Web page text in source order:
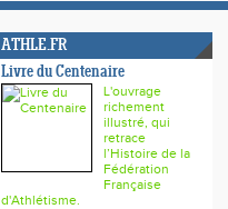
ATHLE.FR
Livre du Centenaire
L'ouvrage
richement
illustré, qui
retrace
l’Histoire de la
Fédération
Française
d'Athlétisme.